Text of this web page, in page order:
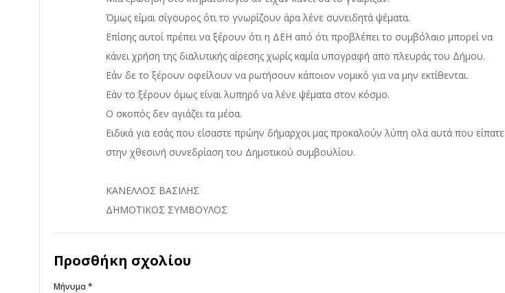
Όμως είμαι σίγουρος ότι το γνωρίζουν άρα λένε συνειδητά ψέματα.
Επίσης αυτοί πρέπει να ξέρουν ότι η ΔΕΗ από ότι προβλέπει το συμβόλαιο μπορεί να
κάνει χρήση της διαλυτικής αίρεσης χωρίς καμία υπογραφή απο πλευράς του Δήμου.
Εάν δε το ξέρουν οφείλουν να ρωτήσουν κάποιον νομικό για να μην εκτίθενται.
Εάν το ξέρουν όμως είναι λυπηρό να λένε ψέματα στον κόσμο.
Ο σκοπός δεν αγιάζει τα μέσα.
Ειδικά για εσάς που είσαστε πρώην δήμαρχοι μας προκαλούν λύπη ολα αυτά που είπατε
στην χθεσινή συνεδρίαση του Δημοτικού συμβουλίου.
ΚΑΝΕΛΛΟΣ ΒΑΣΙΛΗΣ
ΔΗΜΟΤΙΚΟΣ ΣΥΜΒΟΥΛΟΣ
Προσθήκη σχολίου
Μήνυμα *